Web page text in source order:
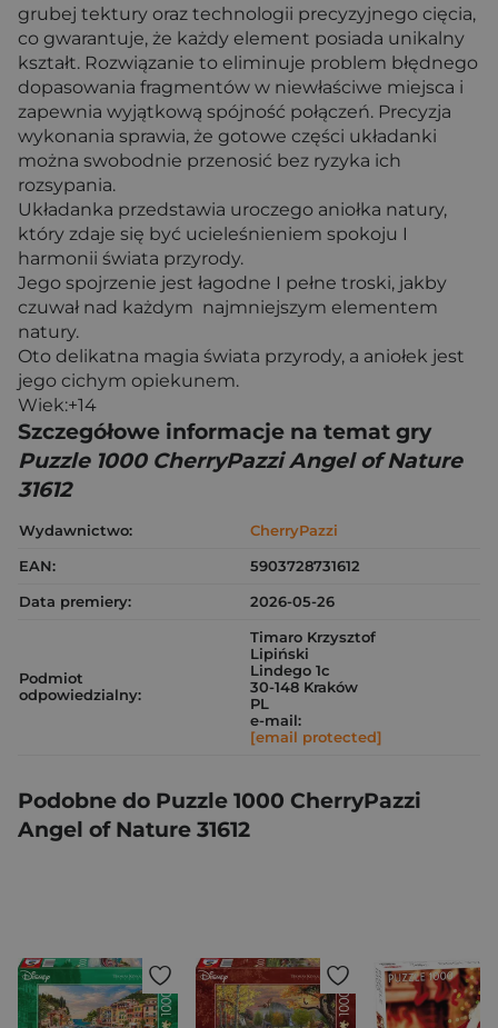
grubej tektury oraz technologii precyzyjnego cięcia,
co gwarantuje, że każdy element posiada unikalny
kształt. Rozwiązanie to eliminuje problem błędnego
dopasowania fragmentów w niewłaściwe miejsca i
zapewnia wyjątkową spójność połączeń. Precyzja
wykonania sprawia, że gotowe części układanki
można swobodnie przenosić bez ryzyka ich
rozsypania.
Układanka przedstawia uroczego aniołka natury,
który zdaje się być ucieleśnieniem spokoju I
harmonii świata przyrody.
Jego spojrzenie jest łagodne I pełne troski, jakby
czuwał nad każdym najmniejszym elementem
natury.
Oto delikatna magia świata przyrody, a aniołek jest
jego cichym opiekunem.
Wiek:+14
Szczegółowe informacje na temat gry
Puzzle 1000 CherryPazzi Angel of Nature
31612
Wydawnictwo:
CherryPazzi
EAN:
5903728731612
Data premiery:
2026-05-26
Podmiot
odpowiedzialny:
Timaro Krzysztof
Lipiński
Lindego 1c
30-148 Kraków
PL
e-mail:
[email protected]
Podobne do Puzzle 1000 CherryPazzi
Angel of Nature 31612